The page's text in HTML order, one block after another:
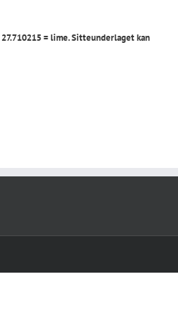
27.710215 = lime. Sitteunderlaget kan